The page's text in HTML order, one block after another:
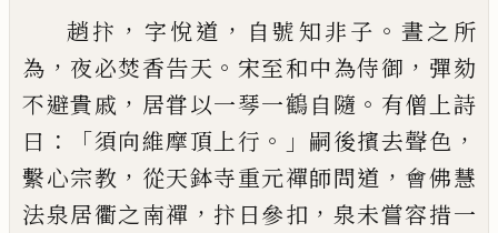
趙抃 ， 字悅道 ， 自號知非子 。 晝之所
為 ， 夜必焚香告天 。 宋至和中為侍御 ， 彈劾
不避貴戚 ， 居甞以一琴一鶴自隨 。 有僧上詩
曰 ：「須向維摩頂上行 。」 嗣後擯去聲色 ，
繫心宗教 ， 從天鉢寺重元禪師問道 ， 會佛慧
法泉居衢之南禪 ， 抃日參扣 ， 泉未嘗容措一